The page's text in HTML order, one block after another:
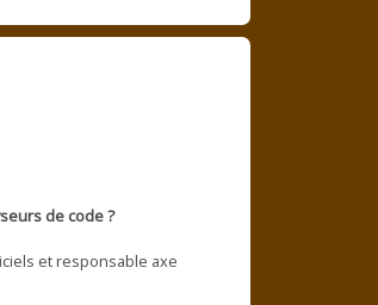
de code ?
et responsable axe